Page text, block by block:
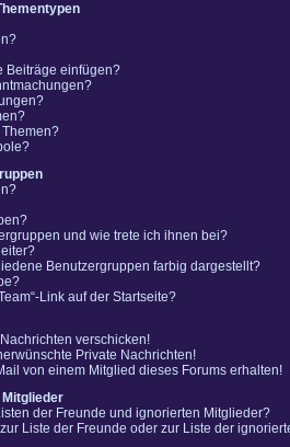
Beiträge einfügen?
und wie trete ich ihnen bei?
Benutzergruppen farbig dargestellt?
Link auf der Startseite?
verschicken!
Private Nachrichten!
von einem Mitglied dieses Forums erhalten!
Mitglieder
der Freunde und ignorierten Mitglieder?
Liste der Freunde oder zur Liste der